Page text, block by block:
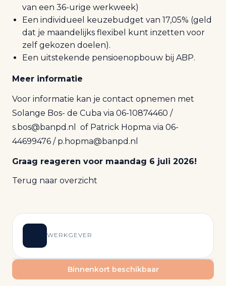
van een 36-urige werkweek)
Een individueel keuzebudget van 17,05% (geld
dat je maandelijks flexibel kunt inzetten voor
zelf gekozen doelen).
Een uitstekende pensioenopbouw bij ABP.
Meer informatie
Voor informatie kan je contact opnemen met
Solange Bos- de Cuba via 06-10874460 /
s.bos@banpd.nl
of Patrick Hopma via 06-
44699476 / p.hopma@banpd.nl
Graag reageren voor maandag 6 juli 2026!
Terug naar overzicht
WERKGEVER
Binnenkort beschikbaar